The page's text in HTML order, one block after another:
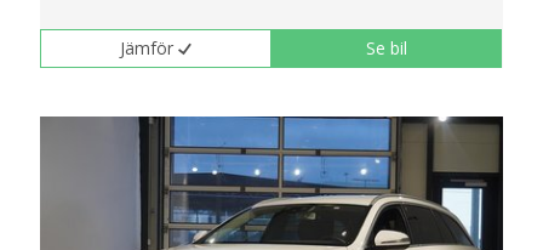
Jämför Se bil